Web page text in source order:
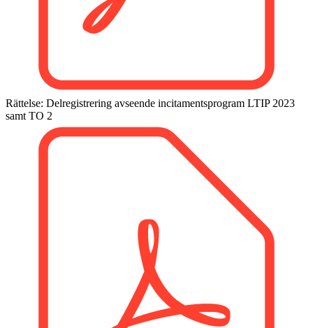
Rättelse: Delregistrering avseende incitaments­program LTIP 2023
samt TO 2